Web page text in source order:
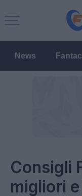
News
Consigli
migliori